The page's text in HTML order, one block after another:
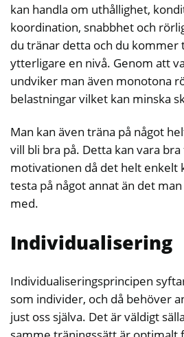
kan handla om uthållighet,
koordination, snabbhet och
du tränar detta och du kommer
ytterligare en nivå. Genom att
undviker man även monotona
belastningar vilket kan minska
Man kan även träna på något
vill bli bra på. Detta kan vara
motivationen då det helt enkelt
testa på något annat än det
med.
Individualisering
Individualiseringsprincipen
som individer, och då behöver
just oss själva. Det är väldigt